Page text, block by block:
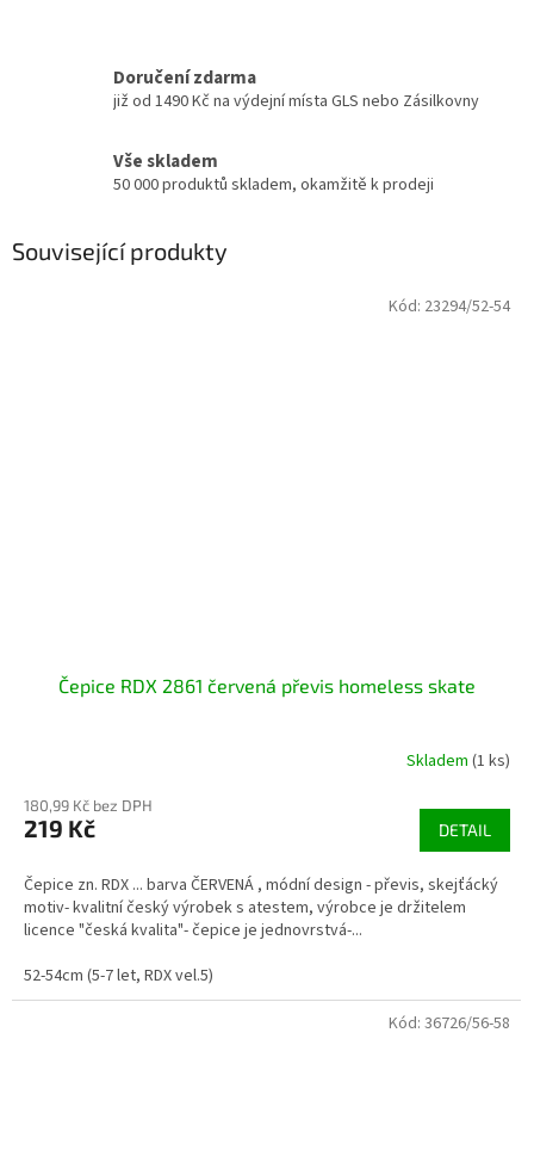
Doručení zdarma
již od 1490 Kč na výdejní místa GLS nebo Zásilkovny
Vše skladem
50 000 produktů skladem, okamžitě k prodeji
Související produkty
Čepice RDX 2861 červená převis homeless skate
Skladem (1 ks)
180,99 Kč bez DPH
219 Kč DETAIL
Čepice zn. RDX ... barva ČERVENÁ , módní design - převis, skejťácký
motiv- kvalitní český výrobek s atestem, výrobce je držitelem
licence "česká kvalita"- čepice je jednovrstvá-...
52-54cm (5-7 let, RDX vel.5)
Kód: 23294/52-54
Kód: 36726/56-58